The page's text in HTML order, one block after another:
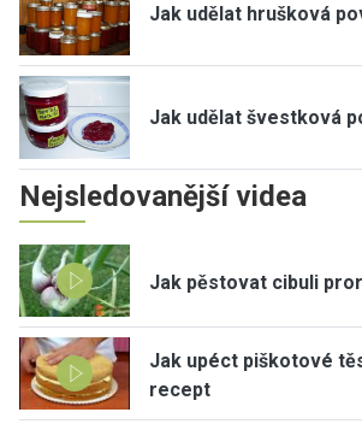
Jak udělat hrušková
Jak udělat švestková
Nejsledovanější videa
Jak pěstovat cibuli
Jak upéct piškotové
recept